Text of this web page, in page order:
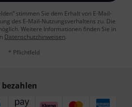
stimmen Sie dem Erhalt von E-Mail-
des E-Mail-Nutzungsverhaltens zu. Die
Weitere Informationen finden Sie in
Datenschutzhinweisen.
* Pflichtfeld